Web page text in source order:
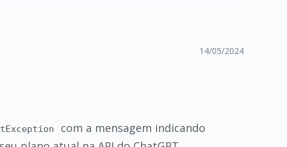
14/05/2024
com a mensagem indicando